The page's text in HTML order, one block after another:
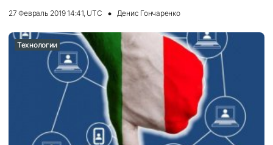
27 Февраль 2019 14:41, UTC Денис Гончаренко
Технологии